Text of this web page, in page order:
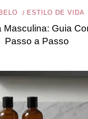
ESTILO DE VIDA
Masculina: Guia
Passo a Passo